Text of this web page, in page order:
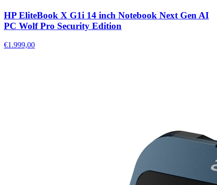
HP EliteBook X G1i 14 inch Notebook Next Gen AI
PC Wolf Pro Security Edition
€1.999,00